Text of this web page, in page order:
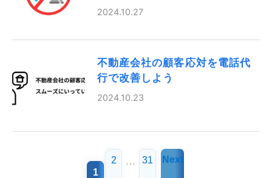
2024.10.27
不動産会社の顧客応対を電話代
行で改善しよう
2024.10.23
1
2 … 31 Next